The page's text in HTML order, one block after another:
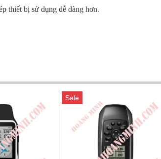
thiết bị sử dụng dễ dàng hơn.
Sale